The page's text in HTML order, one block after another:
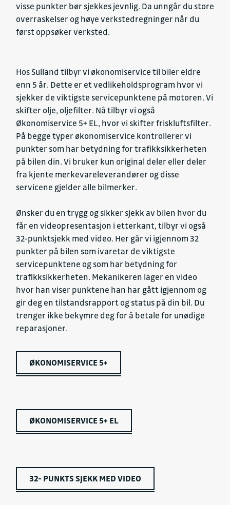
visse punkter bør sjekkes jevnlig. Da unngår du store
overraskelser og høye verkstedregninger når du
først oppsøker verksted.
Hos Sulland tilbyr vi økonomiservice til biler eldre
enn 5 år. Dette er et vedlikeholdsprogram hvor vi
sjekker de viktigste servicepunktene på motoren. Vi
skifter olje, oljefilter. Nå tilbyr vi også
Økonomiservice 5+ EL, hvor vi skifter friskluftsfilter.
På begge typer økonomiservice kontrollerer vi
punkter som har betydning for trafikksikkerheten
på bilen din. Vi bruker kun original deler eller deler
fra kjente merkevareleverandører og disse
servicene gjelder alle bilmerker.
Ønsker du en trygg og sikker sjekk av bilen hvor du
får en videopresentasjon i etterkant, tilbyr vi også
32-punktsjekk med video. Her går vi igjennom 32
punkter på bilen som ivaretar de viktigste
servicepunktene og som har betydning for
trafikksikkerheten. Mekanikeren lager en video
hvor han viser punktene han har gått igjennom og
gir deg en tilstandsrapport og status på din bil. Du
trenger ikke bekymre deg for å betale for unødige
reparasjoner.
ØKONOMISERVICE 5+
ØKONOMISERVICE 5+ EL
32- PUNKTS SJEKK MED VIDEO